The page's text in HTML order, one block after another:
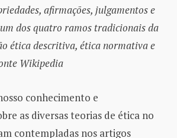
afirmações, julgamentos e
dos quatro ramos tradicionais da
ética descritiva, ética normativa e
Wikipedia
conhecimento e
as diversas teorias de ética no
contempladas nos artigos